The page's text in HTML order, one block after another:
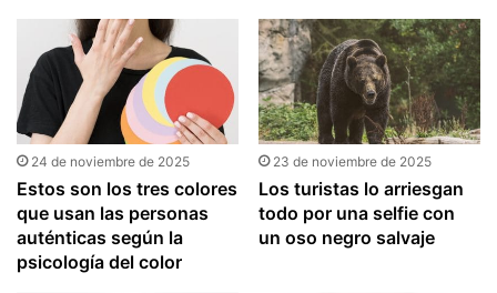
24 de noviembre de 2025
Estos son los tres colores
que usan las personas
auténticas según la
psicología del color
23 de noviembre de 2025
Los turistas lo arriesgan
todo por una selfie con
un oso negro salvaje